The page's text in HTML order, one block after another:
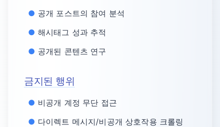
공개 포스트의 참여 분석
해시태그 성과 추적
공개된 콘텐츠 연구
금지된 행위
비공개 계정 무단 접근
다이렉트 메시지/비공개 상호작용 크롤링